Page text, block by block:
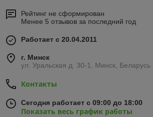
Рейтинг не сформирован
Менее 5 отзывов за последний год
Работает с 20.04.2011
г. Минск
ул. Уральская д. 30-1, Минск, Беларусь
Контакты
Сегодня работает с 09:00 до 18:00
Показать весь график работы